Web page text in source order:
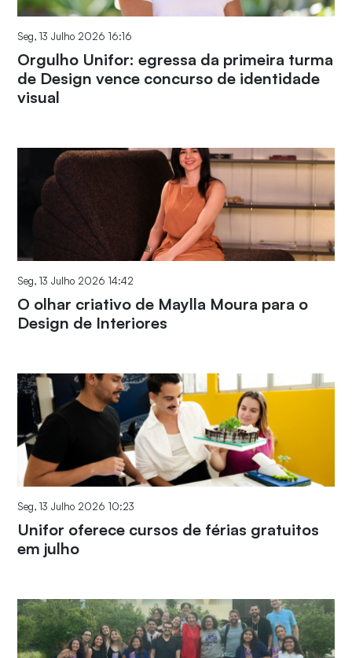
Seg, 13 Julho 2026 16:16
Orgulho Unifor: egressa da primeira turma
de Design vence concurso de identidade
visual
Seg, 13 Julho 2026 14:42
O olhar criativo de Maylla Moura para o
Design de Interiores
Seg, 13 Julho 2026 10:23
Unifor oferece cursos de férias gratuitos
em julho